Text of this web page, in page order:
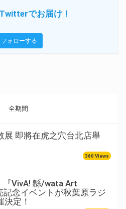
でお届け！
フォローする
全期間
展 即將在虎之穴台北店舉
360 Views
『VivA! 緜/wata Art
記念イベントが秋葉原ラジ
決定！